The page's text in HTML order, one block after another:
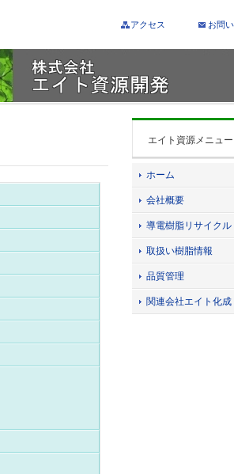
アクセス お問
エイト資源メニュー
ホーム
会社概要
導電樹脂リサイクル
取扱い樹脂情報
品質管理
関連会社エイト化成